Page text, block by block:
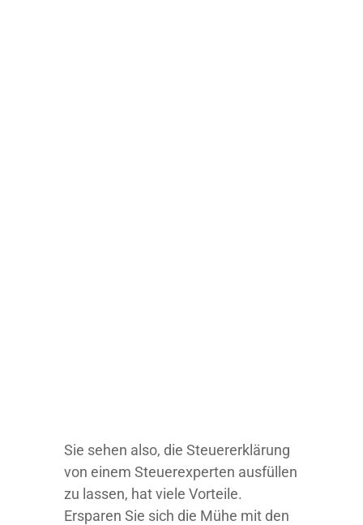
Sie sehen also, die Steuererklärung
von einem Steuerexperten ausfüllen
zu lassen, hat viele Vorteile.
Ersparen Sie sich die Mühe mit den